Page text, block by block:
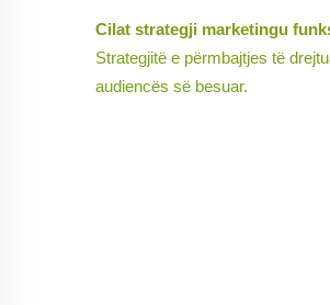
Cilat strategji marketingu
Strategjitë e përmbajtjes të
audiencës së besuar.